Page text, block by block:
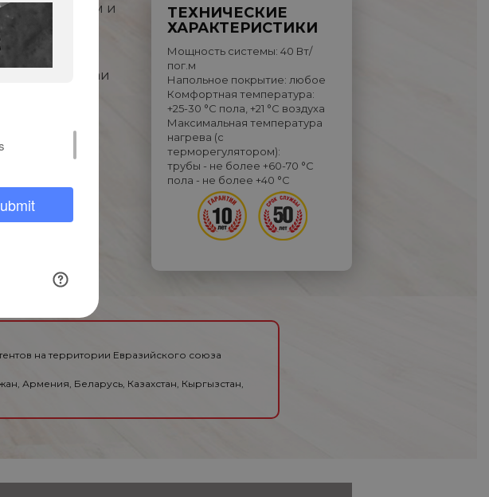
кабелем и
случаи
цементно-
ТЕХНИЧЕСКИЕ
ХАРАКТЕРИСТИКИ
Мощность системы: 40 Вт/
пог.м
Напольное покрытие: любое
Комфортная температура:
+25-30 °C пола, +21 °C воздуха
Максимальная температура
нагрева (с
терморегулятором):
трубы - не более +60-70 °C
пола - не более +40 °C
на территории Евразийского союза
Армения, Беларусь, Казахстан, Кыргызстан,